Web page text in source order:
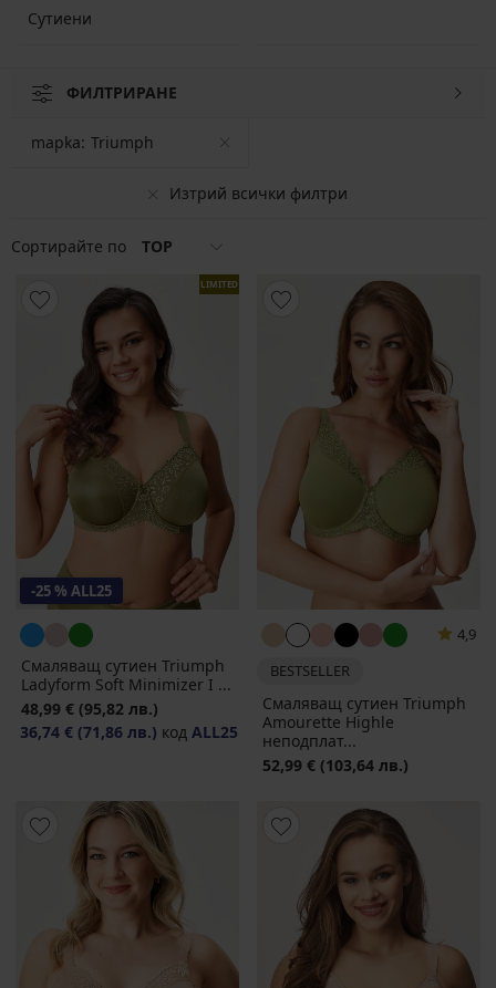
Сутиени
ФИЛТРИРАНЕ
Изтрий всички филтри
mapka: Triumph
Сортирайте по TOP
LIMITED
-25 % ALL25
Смаляващ сутиен Triumph
Ladyform Soft Minimizer I ...
48,99 € (95,82 лв.)
36,74 € (71,86 лв.) код ALL25
4,9
BESTSELLER
Смаляващ сутиен Triumph
Amourette Highle
неподплат...
52,99 € (103,64 лв.)